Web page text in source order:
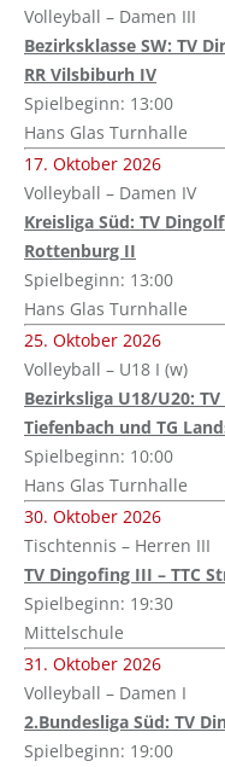
Volleyball – Damen III
Bezirksklasse SW: TV
RR Vilsbiburh IV
Spielbeginn: 13:00
Hans Glas Turnhalle
17. Oktober 2026
Volleyball – Damen IV
Kreisliga Süd: TV
Rottenburg II
Spielbeginn: 13:00
Hans Glas Turnhalle
25. Oktober 2026
Volleyball – U18 I (w)
Bezirksliga U18/U20:
Tiefenbach und TG
Spielbeginn: 10:00
Hans Glas Turnhalle
30. Oktober 2026
Tischtennis – Herren III
TV Dingofing III – TTC
Spielbeginn: 19:30
Mittelschule
31. Oktober 2026
Volleyball – Damen I
2.Bundesliga Süd: TV
Spielbeginn: 19:00